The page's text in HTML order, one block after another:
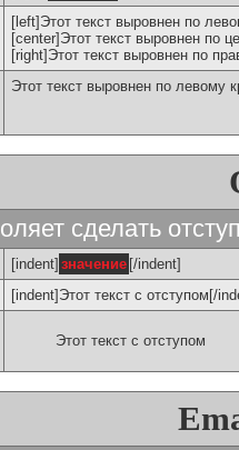
[left]Этот текст выровнен по
[center]Этот текст выровнен по
[right]Этот текст выровнен по
Этот текст выровнен по левому
сделать
[indent] значение [/indent]
[indent]Этот текст с отступом[/
Этот текст с отступом